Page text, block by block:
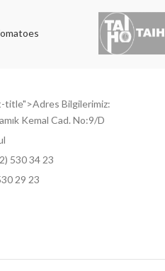
title">Adres Bilgilerimiz:
Kemal Cad. No:9/D
530 34 23
29 23